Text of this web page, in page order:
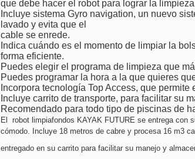
que debe hacer el robot para lograr la
Incluye sistema Gyro navigation, un nuevo
lavado y evita que el
cable se enrede.
Indica cuándo es el momento de limpiar la
forma eficiente.
Puedes elegir el programa de limpieza que
Puedes programar la hora a la que quieres
Incorpora tecnología Top Access, que
Incluye carrito de transporte, para facilitar su
Recomendado para todo tipo de piscinas de
El robot limpiafondos KAYAK FUTURE se entrega con
cómodo. Incluye 18 metros de cabre y procesa 16 m3
entregado en su carrito para facilitar su manejo y